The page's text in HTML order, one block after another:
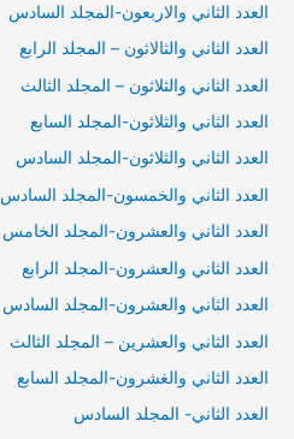
العدد الثاني والاربعون-المجلد السادس
العدد الثاني والثالاثون – المجلد الرابع
العدد الثاني والثلاثون – المجلد الثالث
العدد الثاني والثلاثون-المجلد السابع
العدد الثاني والثلاثون-المجلد السادس
العدد الثاني والخمسون-المجلد السادس
العدد الثاني والعشرون-المجلد الخامس
العدد الثاني والعشرون-المجلد الرابع
العدد الثاني والعشرون-المجلد السادس
العدد الثاني والعشرين – المجلد الثالث
العدد الثاني والغشرون-المجلد السابع
العدد الثاني- المجلد السادس